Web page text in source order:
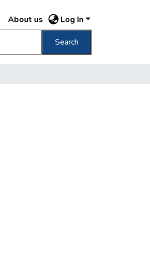
About us Log In
Search